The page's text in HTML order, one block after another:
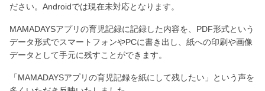
ださい。Androidでは現在未対応となります。
MAMADAYSアプリの育児記録に記録した内容を、PDF形式という
データ形式でスマートフォンやPCに書き出し、紙への印刷や画像
データとして手元に残すことができます。
「MAMADAYSアプリの育児記録を紙にして残したい」という声を